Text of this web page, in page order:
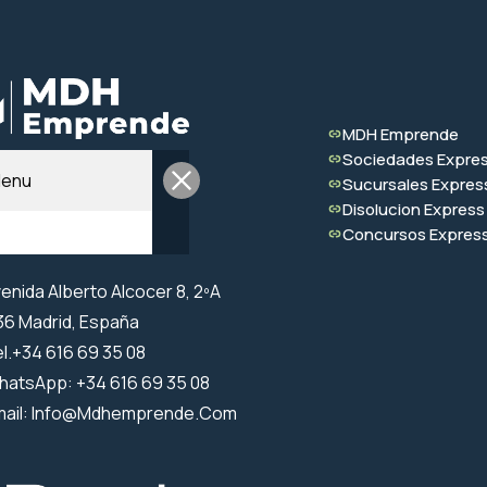
Alberto Alcocer 8, 2ºA
Madrid, España
616 69 35 08
+34 616 69 35 08
Info@mdhemprende.com
MDH Emprende
Sociedades
Sucursales
Disolucion Express
Concursos